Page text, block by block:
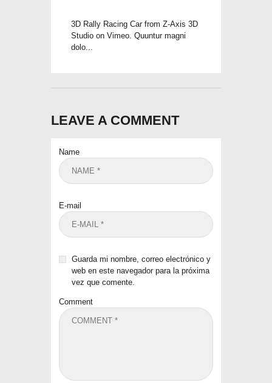
3D Rally Racing Car from Z-Axis 3D
Studio on Vimeo. Quuntur magni
dolo...
LEAVE A COMMENT
Name
E-mail
Guarda mi nombre, correo electrónico y
web en este navegador para la próxima
vez que comente.
Comment